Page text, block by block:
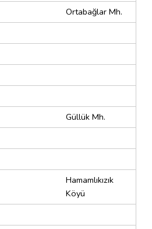
Ortabağlar Mh.
Güllük Mh.
Hamamlıkızık
Köyü